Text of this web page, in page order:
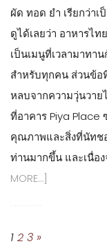
ผัด ทอด ยำ เรียกว่าเ
ดูได้เลยว่า อาหารไ
เป็นเมนูที่เวลามาทา
สำหรับทุกคน ส่วนข้อ
หลบจากความวุ่นวาย
ที่อาคาร Piya Place
คุณภาพและสิ่งที่นัทช
ท่านมากขึ้น และเนื่อ
MORE…]
Pagination
1 2 3 »